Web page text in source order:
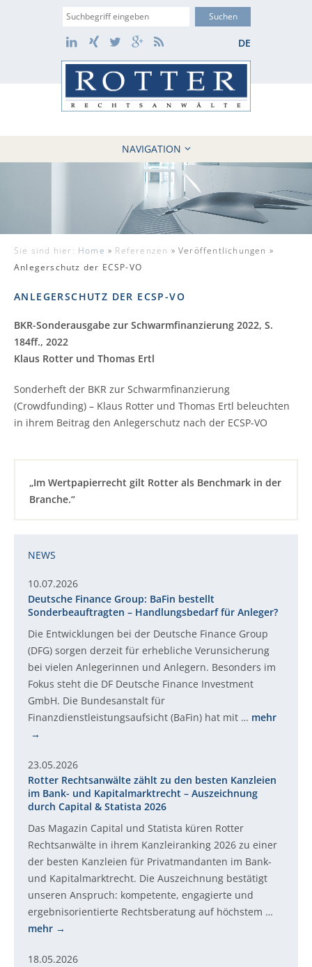
Suche
DE
LinkedIn
Xing TwitterGoogle+
RSS
NAVIGATION
HOME
KANZLEI
10 GRÜNDE
FÄLLE
REFERENZEN
KONTAKT / WEBAKTE
Sie sind hier: Home » Referenzen »Veröffentlichungen »
Anlegerschutz der ECSP-VO
ANLEGERSCHUTZ DER ECSP-VO
BKR-Sonderausgabe zur Schwarmfinanzierung 2022, S.
184ff., 2022
Klaus Rotter und Thomas Ertl
Sonderheft der BKR zur Schwarmfinanzierung
(Crowdfunding) – Klaus Rotter und Thomas Ertl beleuchten
in ihrem Beitrag den Anlegerschutz nach der ECSP-VO
„Im Wertpapierrecht gilt Rotter als Benchmark in der
Branche.“
NEWS
10.07.2026
Deutsche Finance Group: BaFin bestellt
Sonderbeauftragten – Handlungsbedarf für Anleger?
Die Entwicklungen bei der Deutsche Finance Group
(DFG) sorgen derzeit für erhebliche Verunsicherung
bei vielen Anlegerinnen und Anlegern. Besonders im
Fokus steht die DF Deutsche Finance Investment
GmbH. Die Bundesanstalt für
Finanzdienstleistungsaufsicht (BaFin) hat mit … mehr
23.05.2026
Rotter Rechtsanwälte zählt zu den besten Kanzleien
im Bank- und Kapitalmarktrecht – Auszeichnung
durch Capital & Statista 2026
Das Magazin Capital und Statista küren Rotter
Rechtsanwälte in ihrem Kanzleiranking 2026 zu einer
der besten Kanzleien für Privatmandanten im Bank-
und Kapitalmarktrecht. Die Auszeichnung bestätigt
unseren Anspruch: kompetente, engagierte und
ergebnisorientierte Rechtsberatung auf höchstem …
mehr
18.05.2026